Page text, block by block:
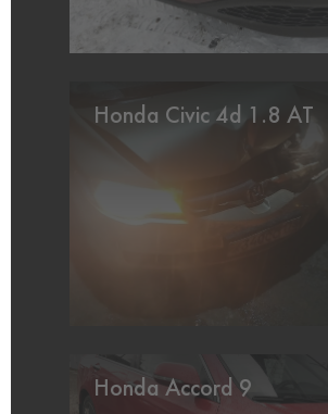
Honda Civic 4d 1.8 AT
Honda Accord 9